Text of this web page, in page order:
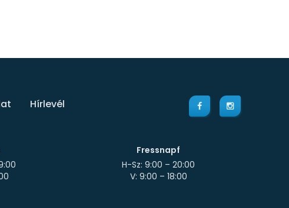
Hírlevél
Fressnapf
H-Sz: 9:00 – 20:00